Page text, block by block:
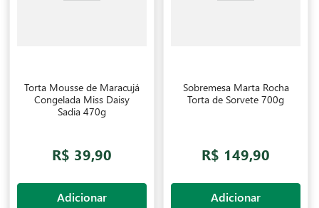
Torta Mousse de Maracujá
Congelada Miss Daisy
Sadia 470g
R$ 39,90
Adicionar
Sobremesa Marta Rocha
Torta de Sorvete 700g
R$ 149,90
Adicionar